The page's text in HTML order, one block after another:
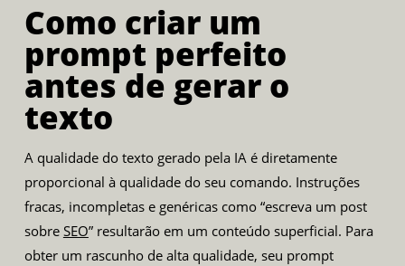
Como criar um
prompt perfeito
antes de gerar o
texto
A qualidade do texto gerado pela IA é diretamente
proporcional à qualidade do seu comando. Instruções
fracas, incompletas e genéricas como “escreva um post
sobre SEO” resultarão em um conteúdo superficial. Para
obter um rascunho de alta qualidade, seu prompt